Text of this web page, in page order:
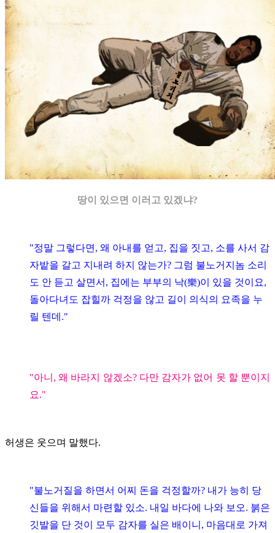
땅이 있으면 이러고 있겠냐?
"정말 그렇다면, 왜 아내를 얻고, 집을 짓고, 소를 사서 감
자밭을 갈고 지내려 하지 않는가? 그럼 불노거지놈 소리
도 안 듣고 살면서, 집에는 부부의 낙(樂)이 있을 것이요,
돌아다녀도 잡힐까 걱정을 않고 길이 의식의 요족을 누
릴 텐데."
"아니, 왜 바라지 않겠소? 다만 감자가 없어 못 할 뿐이지
요."
허생은 웃으며 말했다.
"불노거질을 하면서 어찌 돈을 걱정할까? 내가 능히 당
신들을 위해서 마련할 있소. 내일 바다에 나와 보오. 붉은
깃발을 단 것이 모두 감자를 실은 배이니, 마음대로 가져